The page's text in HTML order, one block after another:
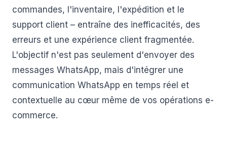
commandes, l'inventaire, l'expédition et le
support client – entraîne des inefficacités, des
erreurs et une expérience client fragmentée.
L'objectif n'est pas seulement d'envoyer des
messages WhatsApp, mais d'intégrer une
communication WhatsApp en temps réel et
contextuelle au cœur même de vos opérations e-
commerce.